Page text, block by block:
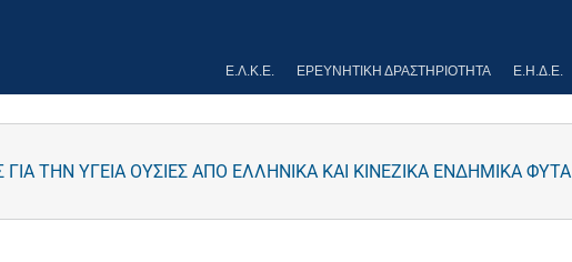
Ε.Λ.Κ.Ε. ΕΡΕΥΝΗΤΙΚΉ ΔΡΑΣΤΗΡΙΌΤΗΤΑ Ε.Η.Δ.Ε.
ΓΙΑ ΤΗΝ ΥΓΕΙΑ ΟΥΣΙΕΣ ΑΠΟ ΕΛΛΗΝΙΚΑ ΚΑΙ ΚΙΝΕΖΙΚΑ ΕΝΔΗΜΙΚΑ ΦΥΤΑ